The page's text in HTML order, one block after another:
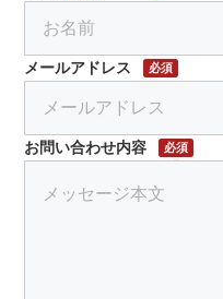
メールアドレス 必須
お問い合わせ内容 必須